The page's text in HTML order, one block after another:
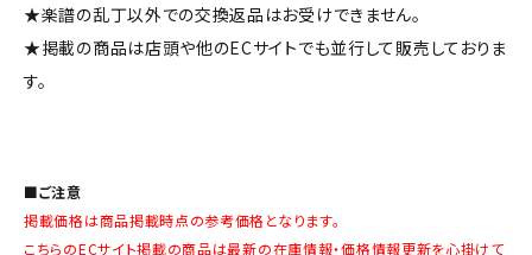
★楽譜の乱丁以外での交換返品はお受けできません。
★掲載の商品は店頭や他のECサイトでも並行して販売しておりま
す。
■ご注意
掲載価格は商品掲載時点の参考価格となります。
こちらのECサイト掲載の商品は最新の在庫情報・価格情報更新を心掛けて